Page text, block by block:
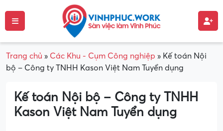
Trang chủ » Các Khu - Cụm Công nghiệp » Kế toán Nội
bộ – Công ty TNHH Kason Việt Nam Tuyển dụng
Kế toán Nội bộ – Công ty TNHH
Kason Việt Nam Tuyển dụng